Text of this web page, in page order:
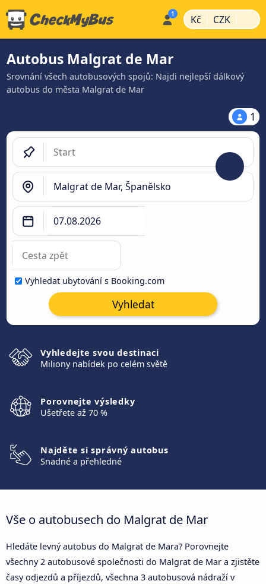
Kč | CZK |
Autobus Malgrat de Mar
Srovnání všech autobusových spojů: Najdi nejlepší dálkový
autobus do města Malgrat de Mar
1
Vyhledat ubytování s Booking.com
Vyhledat
Vyhledejte svou destinaci
Miliony nabídek po celém světě
Porovnejte výsledky
Ušetřete až 70 %
Najděte si správný autobus
Snadné a přehledné
Vše o autobusech do Malgrat de Mar
Hledáte levný autobus do Malgrat de Mara? Porovnejte
všechny 2 autobusové společnosti do Malgrat de Mar a zjistěte
časy odjezdů a příjezdů, všechna 3 autobusová nádraží v